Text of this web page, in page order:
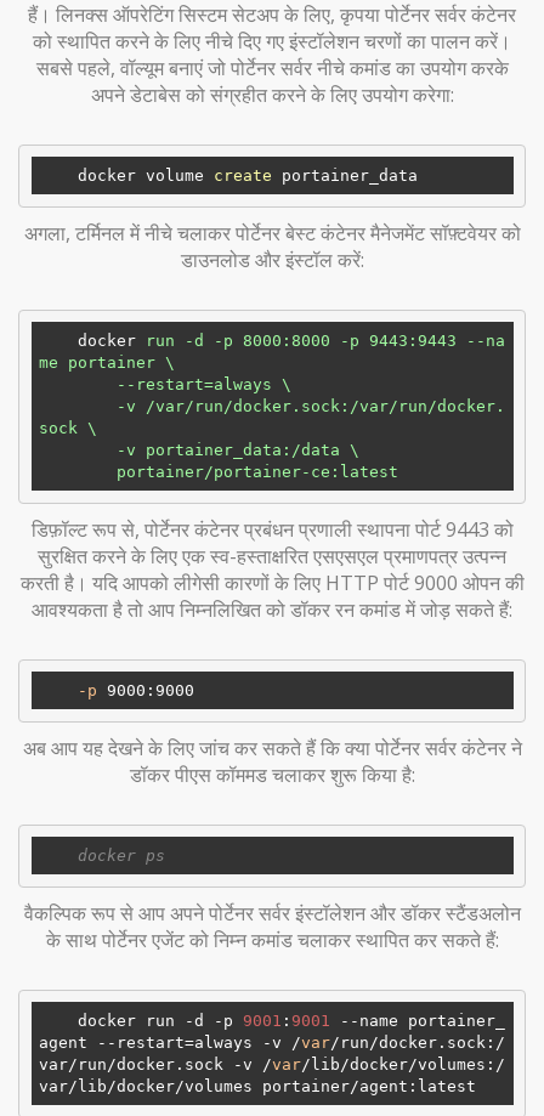
हैं। लिनक्स ऑपरेटिंग सिस्टम सेटअप के लिए, कृपया पोर्टेनर सर्वर कंटेनर
को स्थापित करने के लिए नीचे दिए गए इंस्टॉलेशन चरणों का पालन करें।
सबसे पहले, वॉल्यूम बनाएं जो पोर्टेनर सर्वर नीचे कमांड का उपयोग करके
अपने डेटाबेस को संग्रहीत करने के लिए उपयोग करेगा:
    docker volume
create
अगला, टर्मिनल में नीचे चलाकर पोर्टेनर बेस्ट कंटेनर मैनेजमेंट सॉफ़्टवेयर को
डाउनलोड और इंस्टॉल करें:
docker
run -d -p 8000:8000 -p 9443:9443 --na
me portainer \
sock \
        portainer/portainer-ce:latest
डिफ़ॉल्ट रूप से, पोर्टेनर कंटेनर प्रबंधन प्रणाली स्थापना पोर्ट 9443 को
सुरक्षित करने के लिए एक स्व-हस्ताक्षरित एसएसएल प्रमाणपत्र उत्पन्न
करती है। यदि आपको लीगेसी कारणों के लिए HTTP पोर्ट 9000 ओपन की
आवश्यकता है तो आप निम्नलिखित को डॉकर रन कमांड में जोड़ सकते हैं:
-p 9000 :9000
अब आप यह देखने के लिए जांच कर सकते हैं कि क्या पोर्टेनर सर्वर कंटेनर ने
डॉकर पीएस कॉममड चलाकर शुरू किया है:
वैकल्पिक रूप से आप अपने पोर्टेनर सर्वर इंस्टॉलेशन और डॉकर स्टैंडअलोन
के साथ पोर्टेनर एजेंट को निम्न कमांड चलाकर स्थापित कर सकते हैं:
    docker run -d -p
9001 : 9001
--name portainer_
agent --restart=always -v /var/run/docker.sock: /
var/ run/docker.sock -v /var/lib/docker/volumes: /
var/